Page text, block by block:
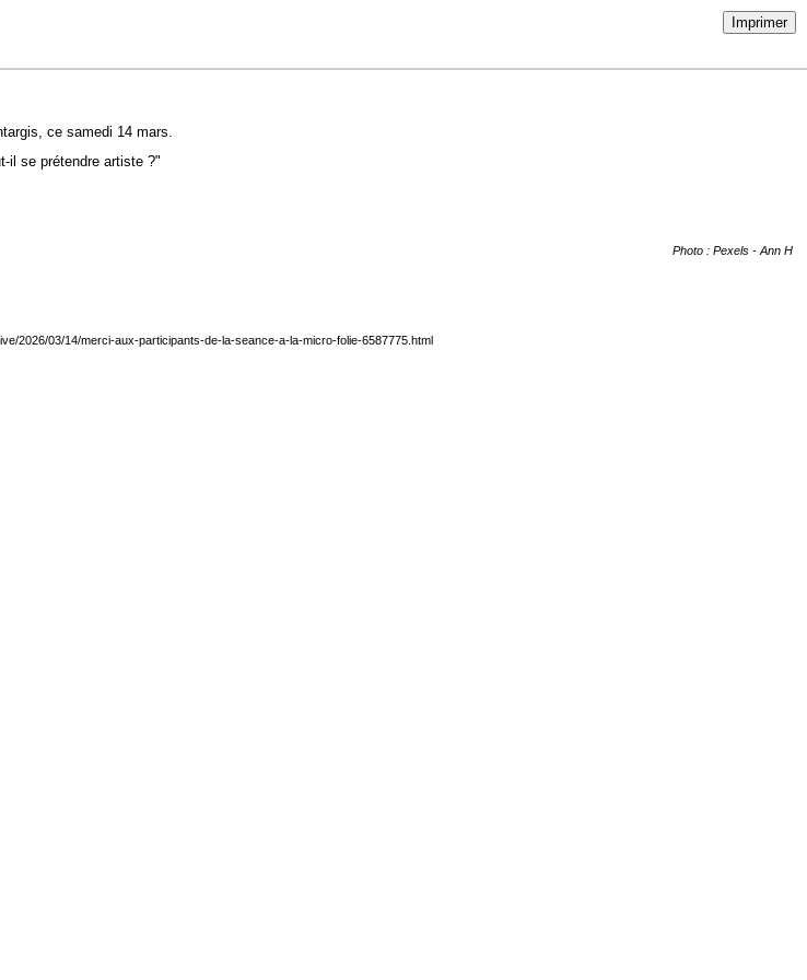
Imprimer
ce samedi 14 mars.
il se prétendre artiste ?"
Photo : Pexels - Ann H
2026/03/14/merci-aux-participants-de-la-seance-a-la-micro-folie-6587775.html